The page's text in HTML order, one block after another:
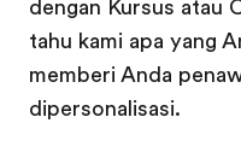
Cerita kami
Bergabung dengan tim kami
dengan Kursus atau
tahu kami apa yang
memberi Anda
dipersonalisasi.